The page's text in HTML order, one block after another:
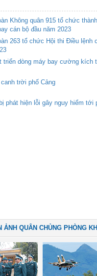
Không quân 915 tổ chức thành
cán bộ đầu năm 2023
263 tổ chức Hội thi Điều lệnh
triển dòng máy bay cường kích
trời phố Cảng
phát hiện lỗi gây nguy hiểm tới
ẢNH QUÂN CHỦNG PHÒNG